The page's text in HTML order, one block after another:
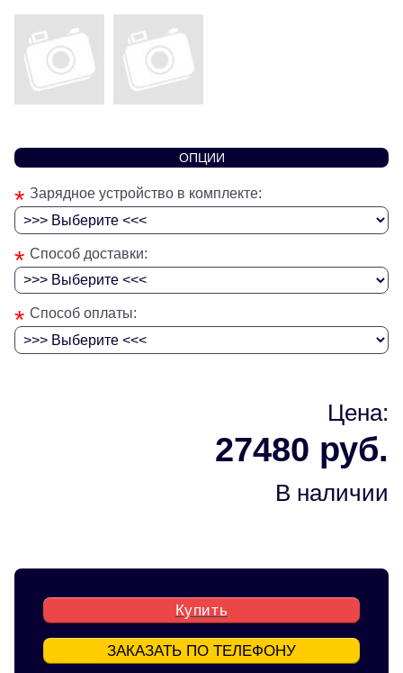
ОПЦИИ
* Зарядное устройство в комплекте:
* Способ доставки:
* Способ оплаты:
Цена:
27480 руб.
В наличии
Купить
ЗАКАЗАТЬ ПО ТЕЛЕФОНУ